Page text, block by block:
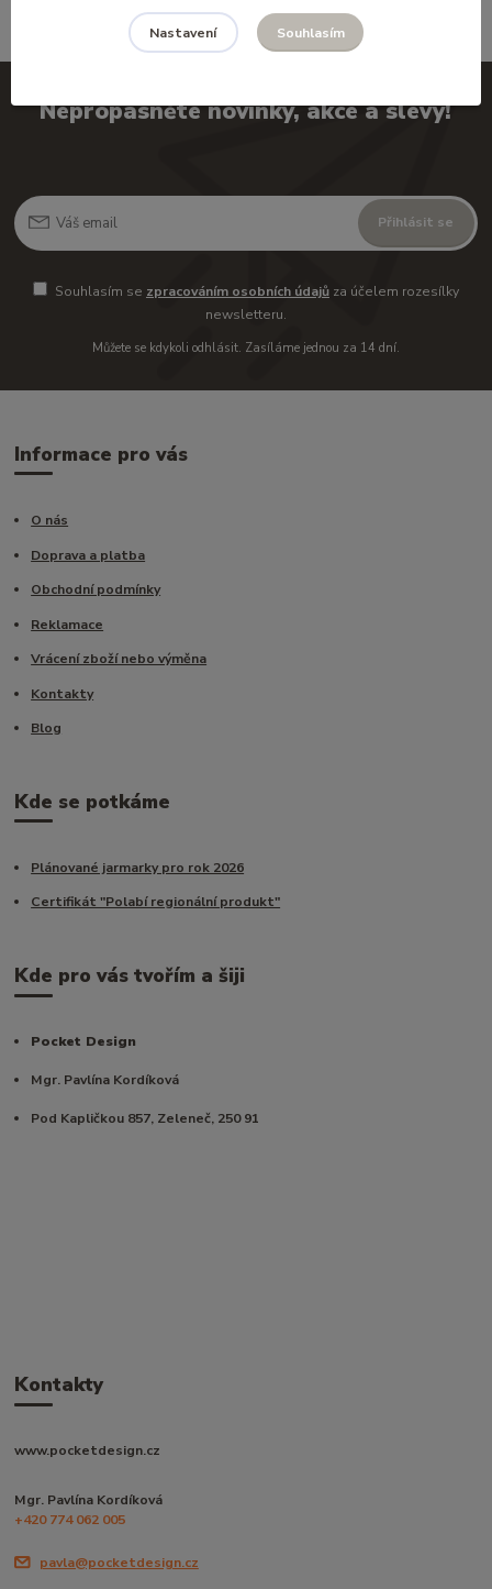
Nepropásněte novinky, akce a slevy!
Přihlásit se
Souhlasím se zpracováním osobních údajůza účelem rozesílky
newsletteru.
Můžete se kdykoli odhlásit. Zasíláme jednou za 14 dní.
Informace pro vás
O nás
Doprava a platba
Obchodní podmínky
Reklamace
Vrácení zboží nebo výměna
Kontakty
Blog
Kde se potkáme
Plánované jarmarky pro rok 2026
Certifikát "Polabí regionální produkt"
Kde pro vás tvořím a šiji
Pocket Design
Mgr. Pavlína Kordíková
Pod Kapličkou 857, Zeleneč, 250 91
Kontakty
www.pocketdesign.cz
Mgr. Pavlína Kordíková
+420 774 062 005
pavla@pocketdesign.cz
Nastavení Souhlasím